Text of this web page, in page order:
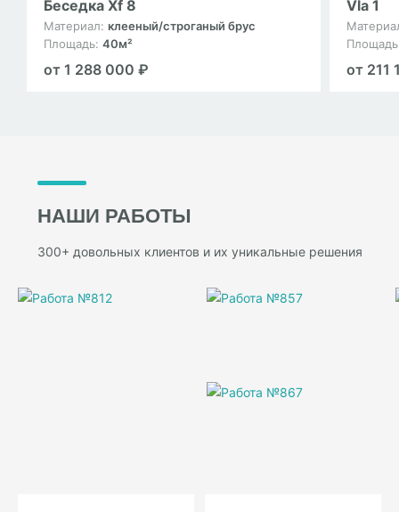
Беседка Xf 8
Материал: клееный/строганый брус
Площадь: 40м²
от 1 288 000 ₽
Vla 1
от 211
НАШИ РАБОТЫ
300+ довольных клиентов и их уникальные решения